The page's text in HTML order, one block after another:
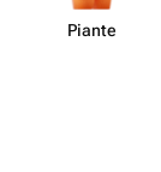
Piante